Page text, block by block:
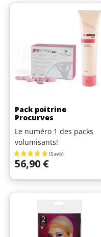
Pack poitrine
Procurves
Le numéro 1 des packs
volumisants!
Prix
56,90 €